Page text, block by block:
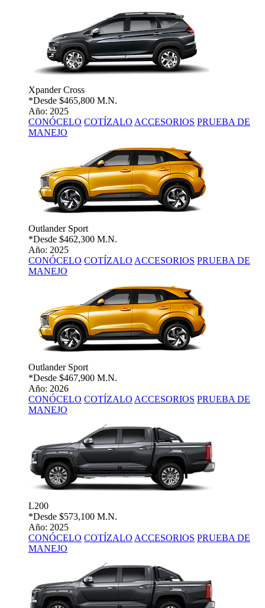
Xpander Cross
*Desde $465,800 M.N.
Año: 2025
CONÓCELO COTÍZALO ACCESORIOS PRUEBA DE
MANEJO
Outlander Sport
*Desde $462,300 M.N.
Año: 2025
CONÓCELO COTÍZALO ACCESORIOS PRUEBA DE
MANEJO
Outlander Sport
*Desde $467,900 M.N.
Año: 2026
CONÓCELO COTÍZALO ACCESORIOS PRUEBA DE
MANEJO
L200
*Desde $573,100 M.N.
Año: 2025
CONÓCELO COTÍZALO ACCESORIOS PRUEBA DE
MANEJO